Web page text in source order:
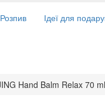
Розпив Ідеї для
Hand Balm Relax 70 ml